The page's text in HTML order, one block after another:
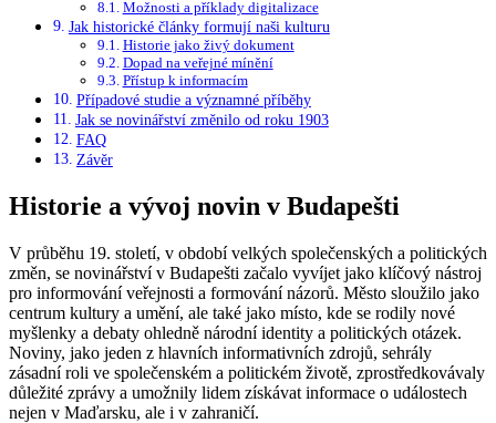
Možnosti a příklady digitalizace
Jak historické články formují naši kulturu
Historie jako živý dokument
Dopad na veřejné mínění
Přístup k informacím
Případové studie a významné příběhy
Jak se novinářství změnilo od roku 1903
FAQ
Závěr
Historie a vývoj novin v Budapešti
V průběhu 19. století, v období velkých společenských a politických
změn, se novinářství v Budapešti začalo vyvíjet jako klíčový nástroj
pro informování veřejnosti a formování názorů. Město sloužilo jako
centrum kultury a umění, ale také jako místo, kde se rodily nové
myšlenky a debaty ohledně národní identity a politických otázek.
Noviny, jako jeden z hlavních informativních zdrojů, sehrály
zásadní roli ve společenském a politickém životě, zprostředkovávaly
důležité zprávy a umožnily lidem získávat informace o událostech
nejen v Maďarsku, ale i v zahraničí.